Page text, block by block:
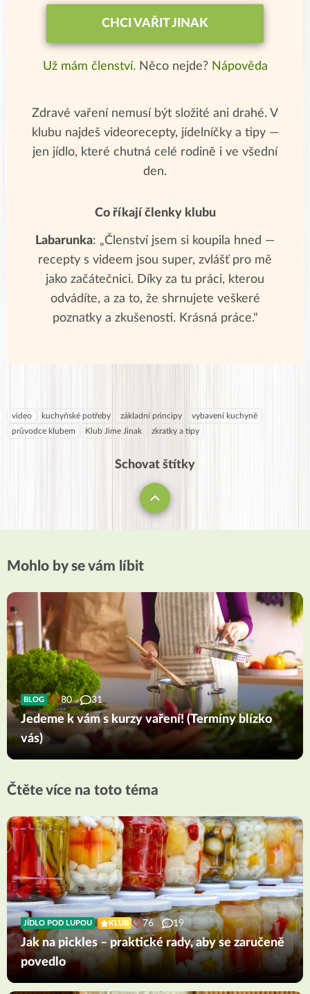
CHCI VAŘIT JINAK
Už mám členství. Něco nejde? Nápověda
Zdravé vaření nemusí být složité ani drahé. V
klubu najdeš videorecepty, jídelníčky a tipy —
jen jídlo, které chutná celé rodině i ve všední
den.
Co říkají členky klubu
Labarunka: „Členství jsem si koupila hned —
recepty s videem jsou super, zvlášť pro mě
jako začátečnici. Díky za tu práci, kterou
odvádíte, a za to, že shrnujete veškeré
poznatky a zkušenosti. Krásná práce."
video kuchyňské potřeby základní principy
vybavení kuchyně
průvodce klubem
Klub Jíme Jinak zkratky a tipy
Schovat štítky
Mohlo by se vám líbit
BLOG 80 31
Jedeme k vám s kurzy vaření! (Termíny blízko
vás)
Čtěte více na toto téma
JÍDLO POD LUPOU KLUB 76 19
Jak na pickles – praktické rady, aby se zaručeně
povedlo